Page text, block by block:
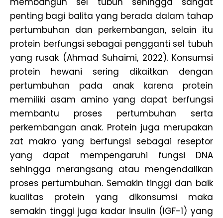
penting bagi balita yang berada dalam tahap
pertumbuhan dan perkembangan, selain itu
protein berfungsi sebagai pengganti sel tubuh
yang rusak (Ahmad Suhaimi, 2022). Konsumsi
protein hewani sering dikaitkan dengan
pertumbuhan pada anak karena protein
memiliki asam amino yang dapat berfungsi
membantu proses pertumbuhan serta
perkembangan anak. Protein juga merupakan
zat makro yang berfungsi sebagai reseptor
yang dapat mempengaruhi fungsi DNA
sehingga merangsang atau mengendalikan
proses pertumbuhan. Semakin tinggi dan baik
kualitas protein yang dikonsumsi maka
semakin tinggi juga kadar insulin (IGF-1) yang